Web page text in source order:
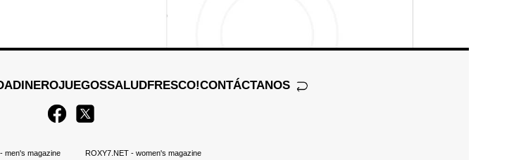
DINEROJUEGOSSALUDFRESCO!СONTÁCTANOS
- men's magazine ROXY7.NET - women's magazine